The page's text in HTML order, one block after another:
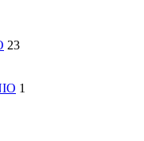
23
1